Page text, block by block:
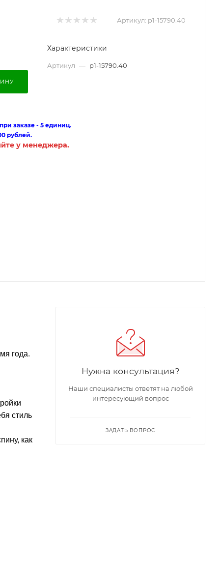
Артикул: p1-15790.40
Характеристики
Артикул — p1-15790.40
заказе - 5 единиц.
рублей.
у менеджера.
года.
стиль
как
Нужна консультация?
Наши специалисты ответят на любой
интересующий вопрос
ЗАДАТЬ ВОПРОС